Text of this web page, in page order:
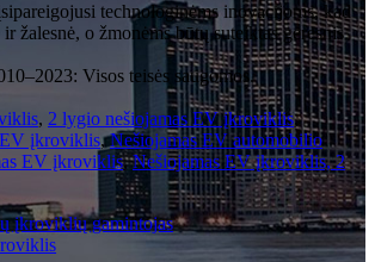
technologinėms inovacijoms, kad
žalesnė, o žmonėms būtų suteiktas geresnis
Visos teisės saugomos.
, 2 lygio nešiojamas EV įkroviklis,
įkroviklis,Nešiojamas EV automobilio
EV įkroviklis,Nešiojamas EV įkroviklis, 2
įkroviklių gamintojas